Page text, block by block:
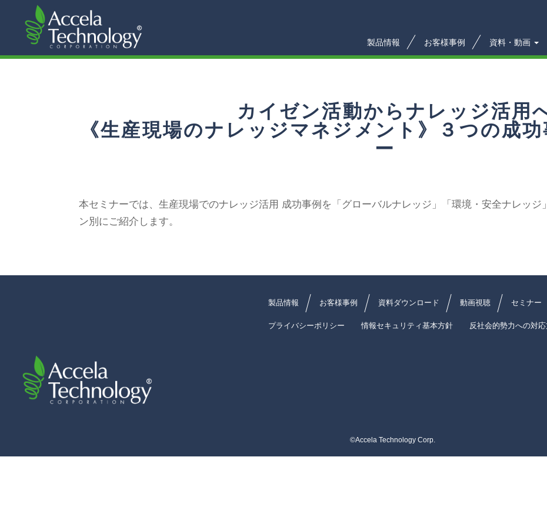
製品情報 お客様事例 資料・動画
カイゼン活動からナレッジ活用
《生産現場のナレッジマネジメント》３つの成
ー
本セミナーでは、生産現場でのナレッジ活用 成功事例を「グローバルナレッジ」「環境・安全ナレッジ
ン別にご紹介します。
製品情報 お客様事例 資料ダウンロード 動画視聴 セミナー
プライバシーポリシー 情報セキュリティ基本方針 反社会的勢力への対
©Accela Technology Corp.